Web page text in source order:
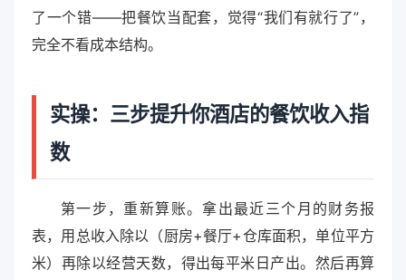
了一个错——把餐饮当配套，觉得“我们有就行了”，
完全不看成本结构。
实操：三步提升你酒店的餐饮收入指
数
第一步，重新算账。拿出最近三个月的财务报
表，用总收入除以（厨房+餐厅+仓库面积，单位平方
米）再除以经营天数，得出每平米日产出。然后再算